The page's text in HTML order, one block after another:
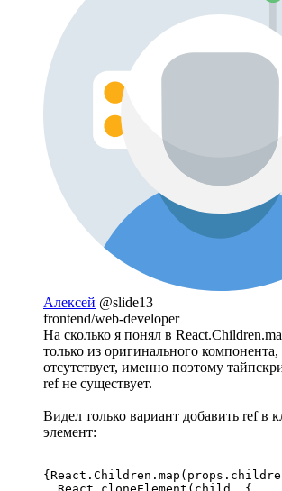
Алексей @slide13
frontend/web-developer
На сколько я понял в
только из оригинального
отсутствует, именно поэтому
ref не существует.
Видел только вариант добавить ref в
элемент: